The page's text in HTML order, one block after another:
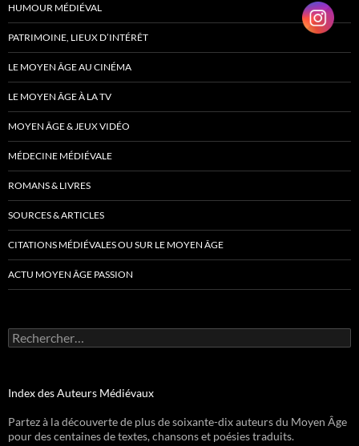
HUMOUR MÉDIÉVAL
PATRIMOINE, LIEUX D’INTÉRÊT
LE MOYEN ÂGE AU CINÉMA
LE MOYEN ÂGE À LA TV
MOYEN ÂGE & JEUX VIDÉO
MÉDECINE MÉDIÉVALE
ROMANS & LIVRES
SOURCES & ARTICLES
CITATIONS MÉDIÉVALES OU SUR LE MOYEN ÂGE
ACTU MOYEN ÂGE PASSION
Rechercher :
Index des Auteurs Médiévaux
Partez à la découverte de plus de soixante-dix auteurs du Moyen Âge
pour des centaines de textes, chansons et poésies traduits.